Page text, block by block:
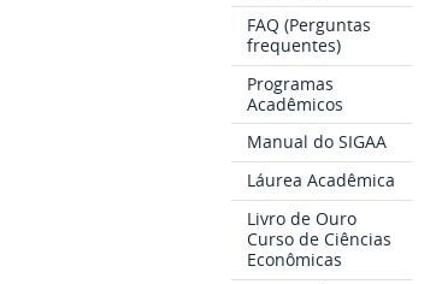
FAQ (Perguntas
frequentes)
Programas
Acadêmicos
Manual do SIGAA
Láurea Acadêmica
Livro de Ouro
Curso de Ciências
Econômicas